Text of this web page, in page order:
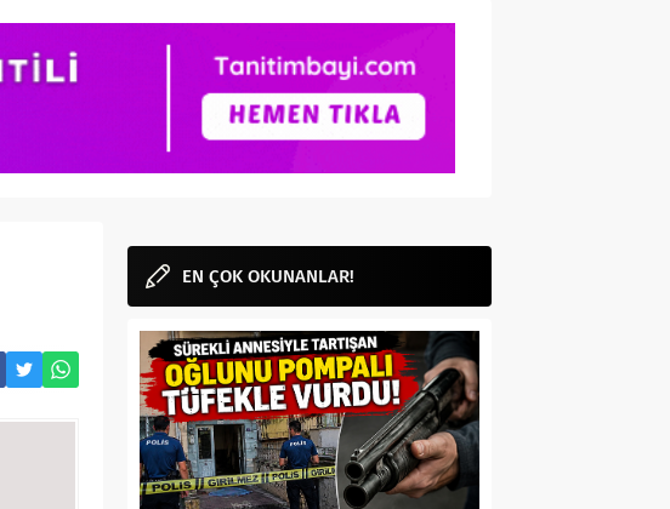
EN ÇOK OKUNANLAR!